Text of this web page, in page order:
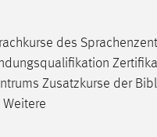
des
Zusatzkurse der